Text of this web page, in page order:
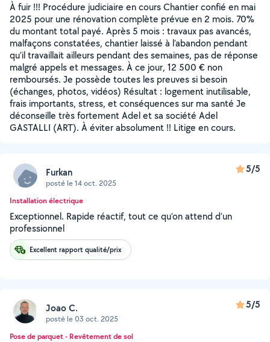
À fuir !!! Procédure judiciaire en cours Chantier confié en mai
2025 pour une rénovation complète prévue en 2 mois. 70%
du montant total payé. Après 5 mois : travaux pas avancés,
malfaçons constatées, chantier laissé à l’abandon pendant
qu’il travaillait ailleurs pendant des semaines, pas de réponse
malgré appels et messages. À ce jour, 12 500 € non
remboursés. Je possède toutes les preuves si besoin
(échanges, photos, vidéos) Résultat : logement inutilisable,
frais importants, stress, et conséquences sur ma santé Je
déconseille très fortement Adel et sa société Adel
GASTALLI (ART). À éviter absolument !! Litige en cours.
Furkan
posté le 14 oct. 2025
5/5
Installation électrique
Exceptionnel. Rapide réactif, tout ce qu’on attend d’un
professionnel
Excellent rapport qualité/prix
Joao C.
posté le 03 oct. 2025
5/5
Pose de parquet - Revêtement de sol